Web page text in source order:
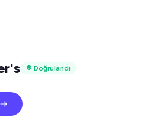
Doğrulandı